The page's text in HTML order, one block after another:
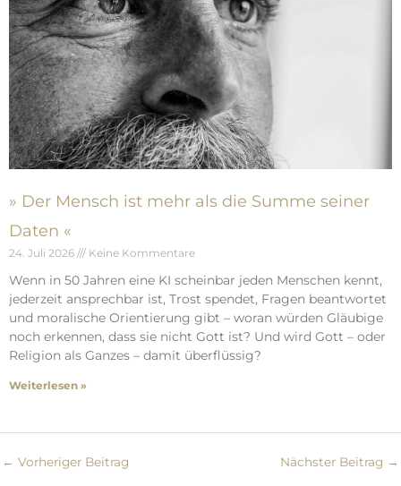
» Der Mensch ist mehr als die Summe seiner
Daten «
24. Juli 2026 Keine Kommentare
Wenn in 50 Jahren eine KI scheinbar jeden Menschen kennt,
jederzeit ansprechbar ist, Trost spendet, Fragen beantwortet
und moralische Orientierung gibt – woran würden Gläubige
noch erkennen, dass sie nicht Gott ist? Und wird Gott – oder
Religion als Ganzes – damit überflüssig?
Weiterlesen »
← Vorheriger Beitrag Nächster Beitrag →